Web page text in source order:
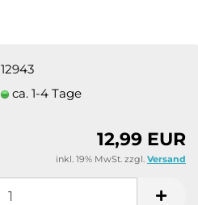
12943
ca. 1-4 Tage
12,99 EUR
inkl. 19% MwSt. zzgl. Versand